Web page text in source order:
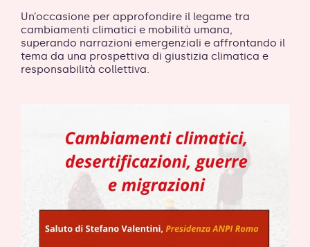
Un’occasione per approfondire il legame tra
cambiamenti climatici e mobilità umana,
superando narrazioni emergenziali e affrontando il
tema da una prospettiva di giustizia climatica e
responsabilità collettiva.